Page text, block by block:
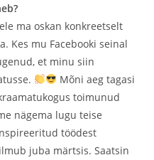
ma oskan konkreetselt
Kes mu Facebooki seinal
et minu siin
Mõni aeg tagasi
toimunud
nägema lugu teise
töödest
juba märtsis. Saatsin